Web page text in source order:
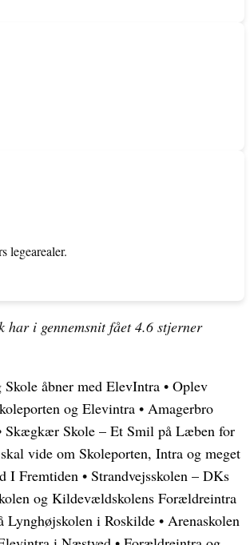
legearealer.
har i gennemsnit fået4.6stjerner
åbner med ElevIntra • Oplev
og Elevintra • Amagerbro
Skægkær Skole – Et Smil på Læben for
vide om Skoleporten, Intra og meget
I Fremtiden • Strandvejsskolen – DKs
og Kildevældskolens Forældreintra
Lynghøjskolen i Roskilde • Arenaskolen